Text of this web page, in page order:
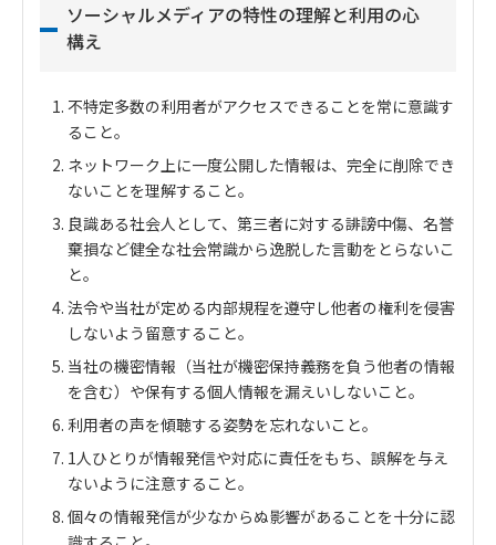
ソーシャルメディアの特性の理解と利用の心
構え
不特定多数の利用者がアクセスできることを常に意識す
ること。
ネットワーク上に一度公開した情報は、完全に削除でき
ないことを理解すること。
良識ある社会人として、第三者に対する誹謗中傷、名誉
棄損など健全な社会常識から逸脱した言動をとらないこ
と。
法令や当社が定める内部規程を遵守し他者の権利を侵害
しないよう留意すること。
当社の機密情報（当社が機密保持義務を負う他者の情報
を含む）や保有する個人情報を漏えいしないこと。
利用者の声を傾聴する姿勢を忘れないこと。
1人ひとりが情報発信や対応に責任をもち、誤解を与え
ないように注意すること。
個々の情報発信が少なからぬ影響があることを十分に認